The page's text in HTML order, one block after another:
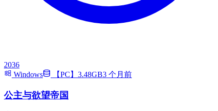
2036
Windows
【PC】3.48GB3 个月前
公主与欲望帝国